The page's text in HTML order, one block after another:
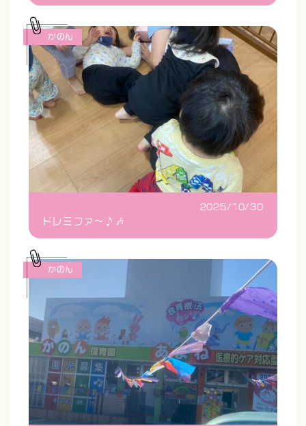
2025/10/30
ドレミファ〜♪🎶
かのん
かのん